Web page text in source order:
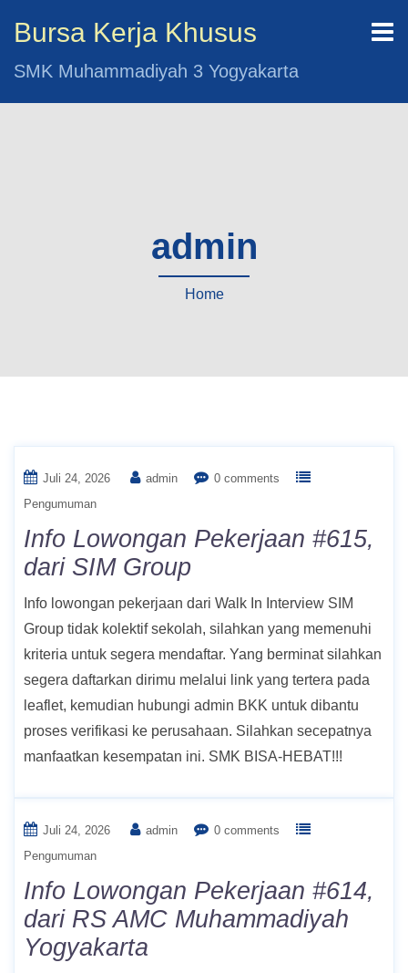
Bursa Kerja Khusus
SMK Muhammadiyah 3 Yogyakarta
admin
Home
Juli 24, 2026 admin
0 comments
Pengumuman
Info Lowongan Pekerjaan #615,
dari SIM Group
Info lowongan pekerjaan dari Walk In Interview SIM
Group tidak kolektif sekolah, silahkan yang memenuhi
kriteria untuk segera mendaftar. Yang berminat silahkan
segera daftarkan dirimu melalui link yang tertera pada
leaflet, kemudian hubungi admin BKK untuk dibantu
proses verifikasi ke perusahaan. Silahkan secepatnya
manfaatkan kesempatan ini. SMK BISA-HEBAT!!!
Juli 24, 2026 admin
0 comments
Pengumuman
Info Lowongan Pekerjaan #614,
dari RS AMC Muhammadiyah
Yogyakarta